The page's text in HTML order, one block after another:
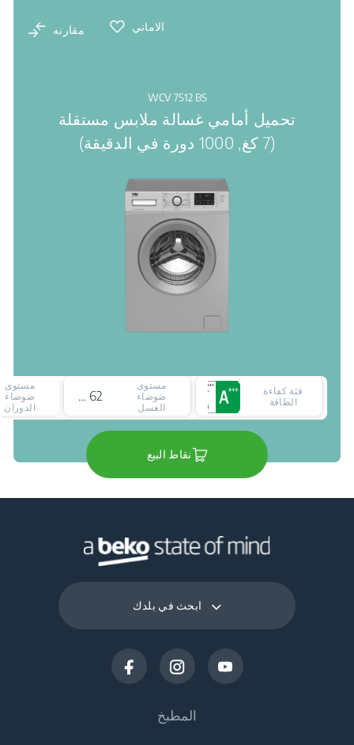
الاماني مقارنه
WCV 7512 BS
تحميل أمامي غسالة ملابس مستقلة
(7 كغ, 1000 دورة في الدقيقة)
فئة كفاءة
الطاقة
مستوى
ضوضاء
الغسل
62 ديسيبل
مستوى
ضوضاء
الدوران
نقاط البيع
ابحث في بلدك
المطبخ